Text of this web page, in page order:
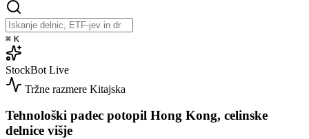
⌘ K
StockBot Live
Tržne razmere Kitajska
Tehnološki padec potopil Hong Kong, celinske
delnice višje